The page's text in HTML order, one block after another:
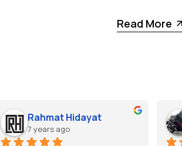
Read More
Rahmat Hidayat
7 years ago